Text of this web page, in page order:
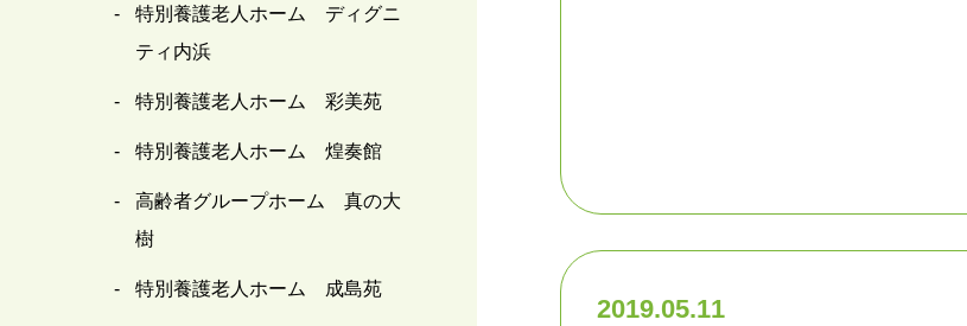
特別養護老人ホーム ディグニ
ティ内浜
特別養護老人ホーム 彩美苑
特別養護老人ホーム 煌奏館
高齢者グループホーム 真の大
樹
特別養護老人ホーム 成島苑
2019.05.11